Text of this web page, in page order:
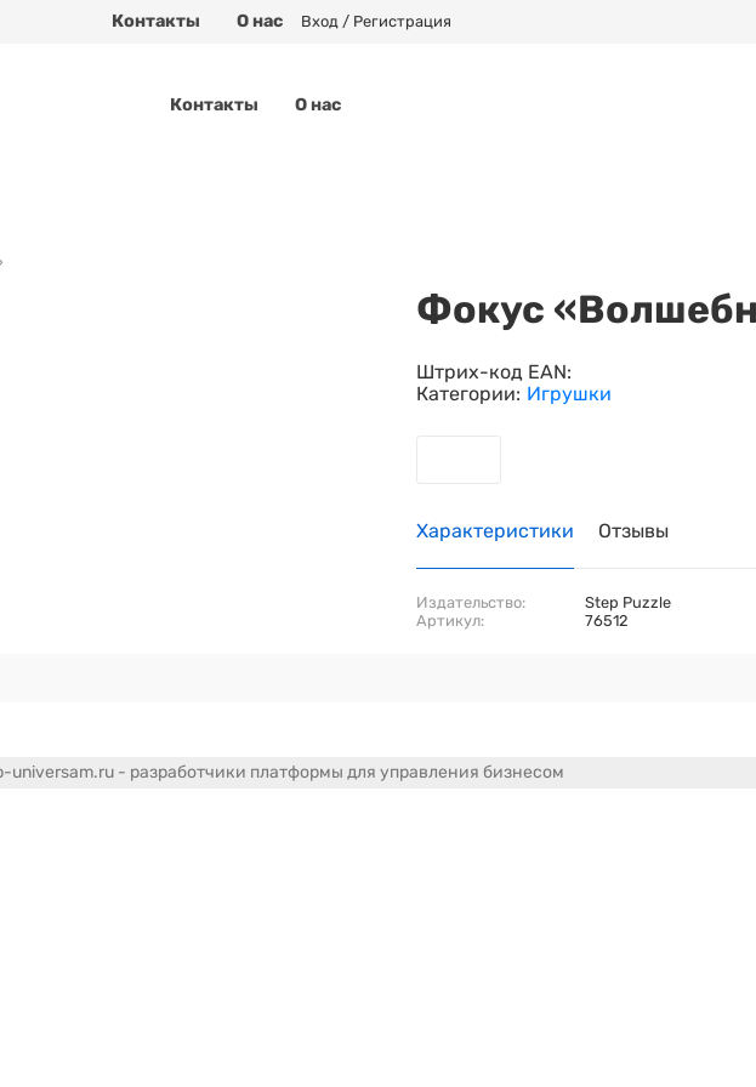
Контакты О нас Вход / Регистрация
Контакты О нас
Фокус
Штрих-код EAN:
Категории: Игрушки
Характеристики Отзывы
Издательство:
Step Puzzle
Артикул:
76512
universam.ru - разработчики платформы для управления бизнесом